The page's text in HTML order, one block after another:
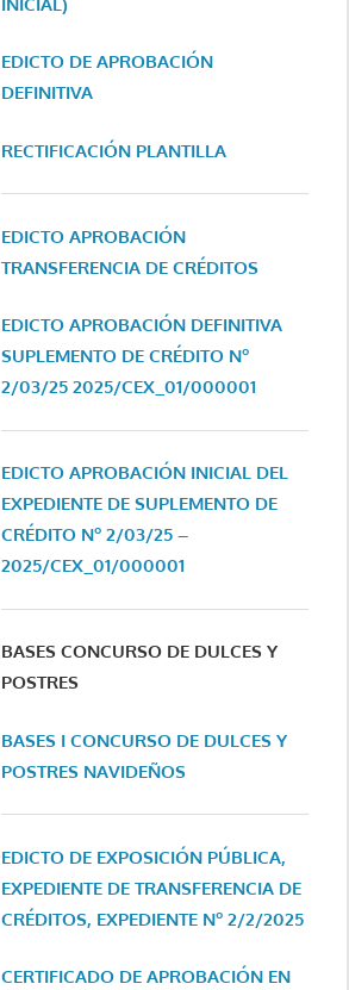
EDICTO DE APROBACIÓN
DEFINITIVA
RECTIFICACIÓN PLANTILLA
EDICTO APROBACIÓN
TRANSFERENCIA DE CRÉDITOS
EDICTO APROBACIÓN DEFINITIVA
SUPLEMENTO DE CRÉDITO Nº
2/03/25 2025/CEX_01/000001
EDICTO APROBACIÓN INICIAL DEL
EXPEDIENTE DE SUPLEMENTO DE
CRÉDITO Nº 2/03/25 –
2025/CEX_01/000001
BASES CONCURSO DE DULCES Y
POSTRES
BASES I CONCURSO DE DULCES Y
POSTRES NAVIDEÑOS
EDICTO DE EXPOSICIÓN PÚBLICA,
EXPEDIENTE DE TRANSFERENCIA DE
CRÉDITOS, EXPEDIENTE Nº 2/2/2025
CERTIFICADO DE APROBACIÓN EN